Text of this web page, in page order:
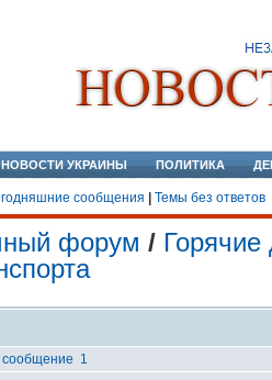
НОВОСТИ УКРАИНЫ ПОЛИТИКА
сообщения Темы без ответов
форум / Горячие
сообщение 1